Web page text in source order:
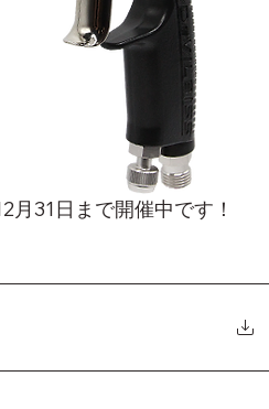
31日まで開催中です！